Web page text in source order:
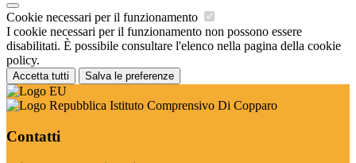
Cookie necessari per il funzionamento
I cookie necessari per il funzionamento non possono essere
disabilitati. È possibile consultare l'elenco nella pagina della cookie
policy.
Accetta tutti Salva le preferenze
Istituto Comprensivo Di Copparo
Contatti